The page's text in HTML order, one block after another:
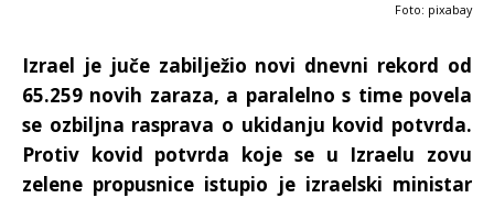
Foto: pixabay
Izrael je juče zabilježio novi dnevni rekord od
65.259 novih zaraza, a paralelno s time povela
se ozbiljna rasprava o ukidanju kovid potvrda.
Protiv kovid potvrda koje se u Izraelu zovu
zelene propusnice istupio je izraelski ministar